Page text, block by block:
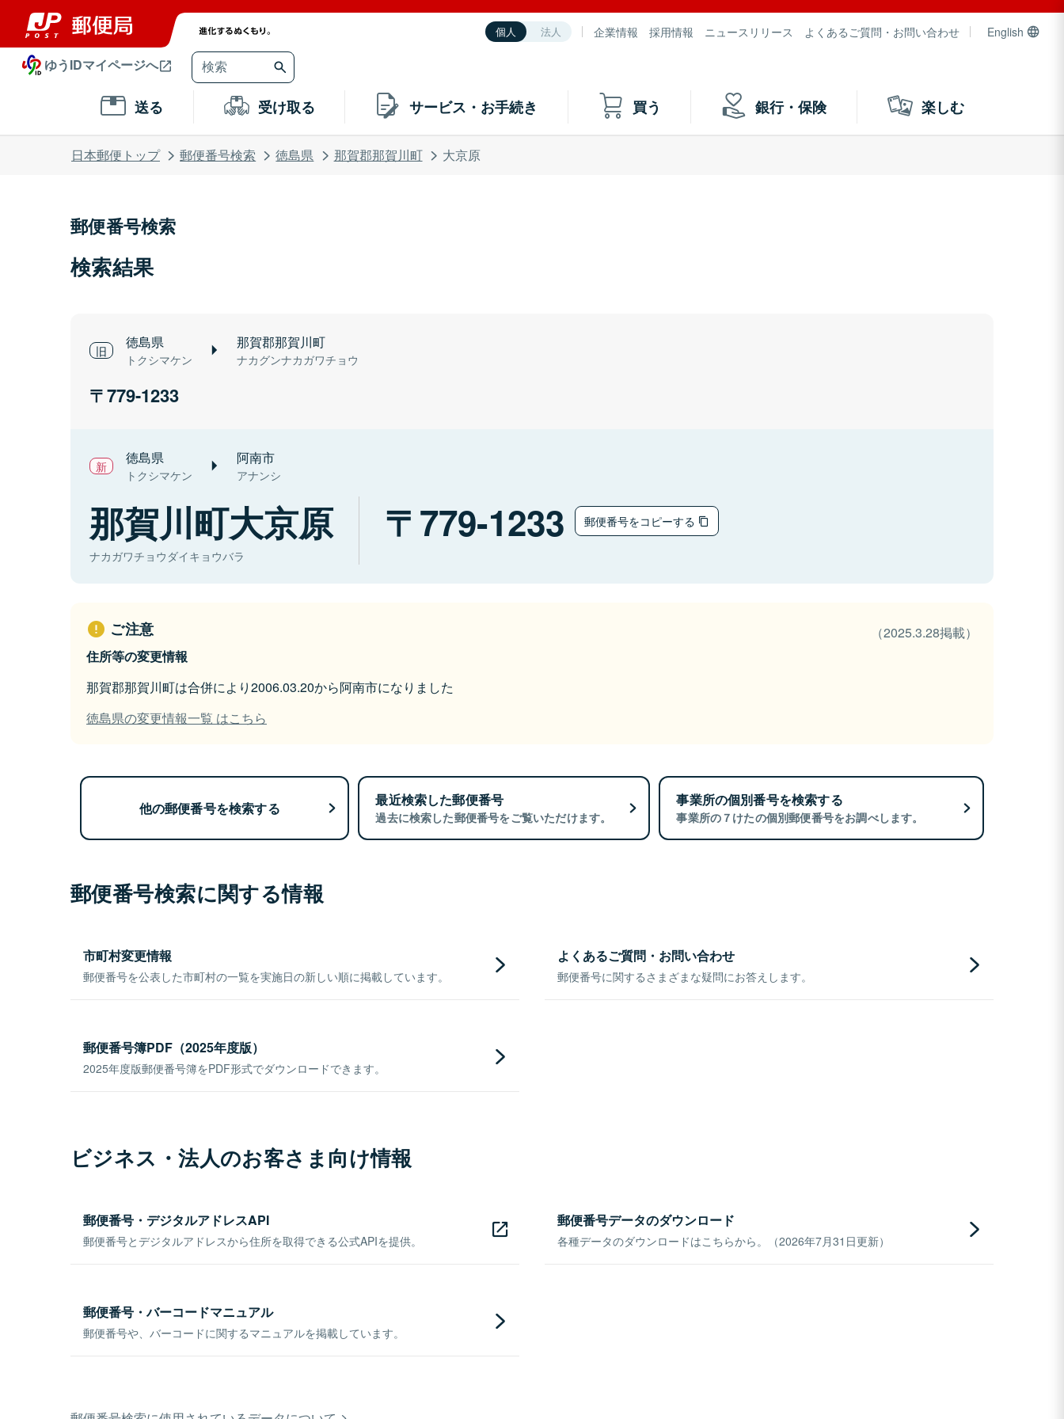
個人 法人 企業情報 採用情報 ニュースリリース よくあるご質問・お問い合わせ English
ゆうIDマイページへ
送る 受け取る サービス・お手続き 買う 銀行・保険 楽しむ
日本郵便トップ 郵便番号検索 徳島県 那賀郡那賀川町 大京原
郵便番号検索
検索結果
徳島県
トクシマケン
那賀郡那賀川町
ナカグンナカガワチョウ
779-1233
徳島県
トクシマケン
阿南市
アナンシ
那賀川町大京原
ナカガワチョウダイキョウバラ
779-1233 郵便番号をコピーする
ご注意
（2025.3.28掲載）
住所等の変更情報
那賀郡那賀川町は合併により2006.03.20から阿南市になりました
徳島県の変更情報一覧 はこちら
他の郵便番号を検索する 最近検索した郵便番号
過去に検索した郵便番号をご覧いただけます。
事業所の個別番号を検索する
事業所の７けたの個別郵便番号をお調べします。
郵便番号検索に関する情報
市町村変更情報
郵便番号を公表した市町村の一覧を実施日の新しい順に掲載しています。
よくあるご質問・お問い合わせ
郵便番号に関するさまざまな疑問にお答えします。
郵便番号簿PDF（2025年度版）
2025年度版郵便番号簿をPDF形式でダウンロードできます。
ビジネス・法人のお客さま向け情報
郵便番号・デジタルアドレスAPI
郵便番号とデジタルアドレスから住所を取得できる公式APIを提供。
郵便番号データのダウンロード
各種データのダウンロードはこちらから。（2026年7月31日更新）
郵便番号・バーコードマニュアル
郵便番号や、バーコードに関するマニュアルを掲載しています。